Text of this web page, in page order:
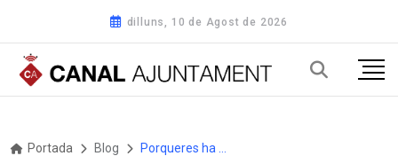
dilluns, 10 de Agost de 2026
Portada Blog